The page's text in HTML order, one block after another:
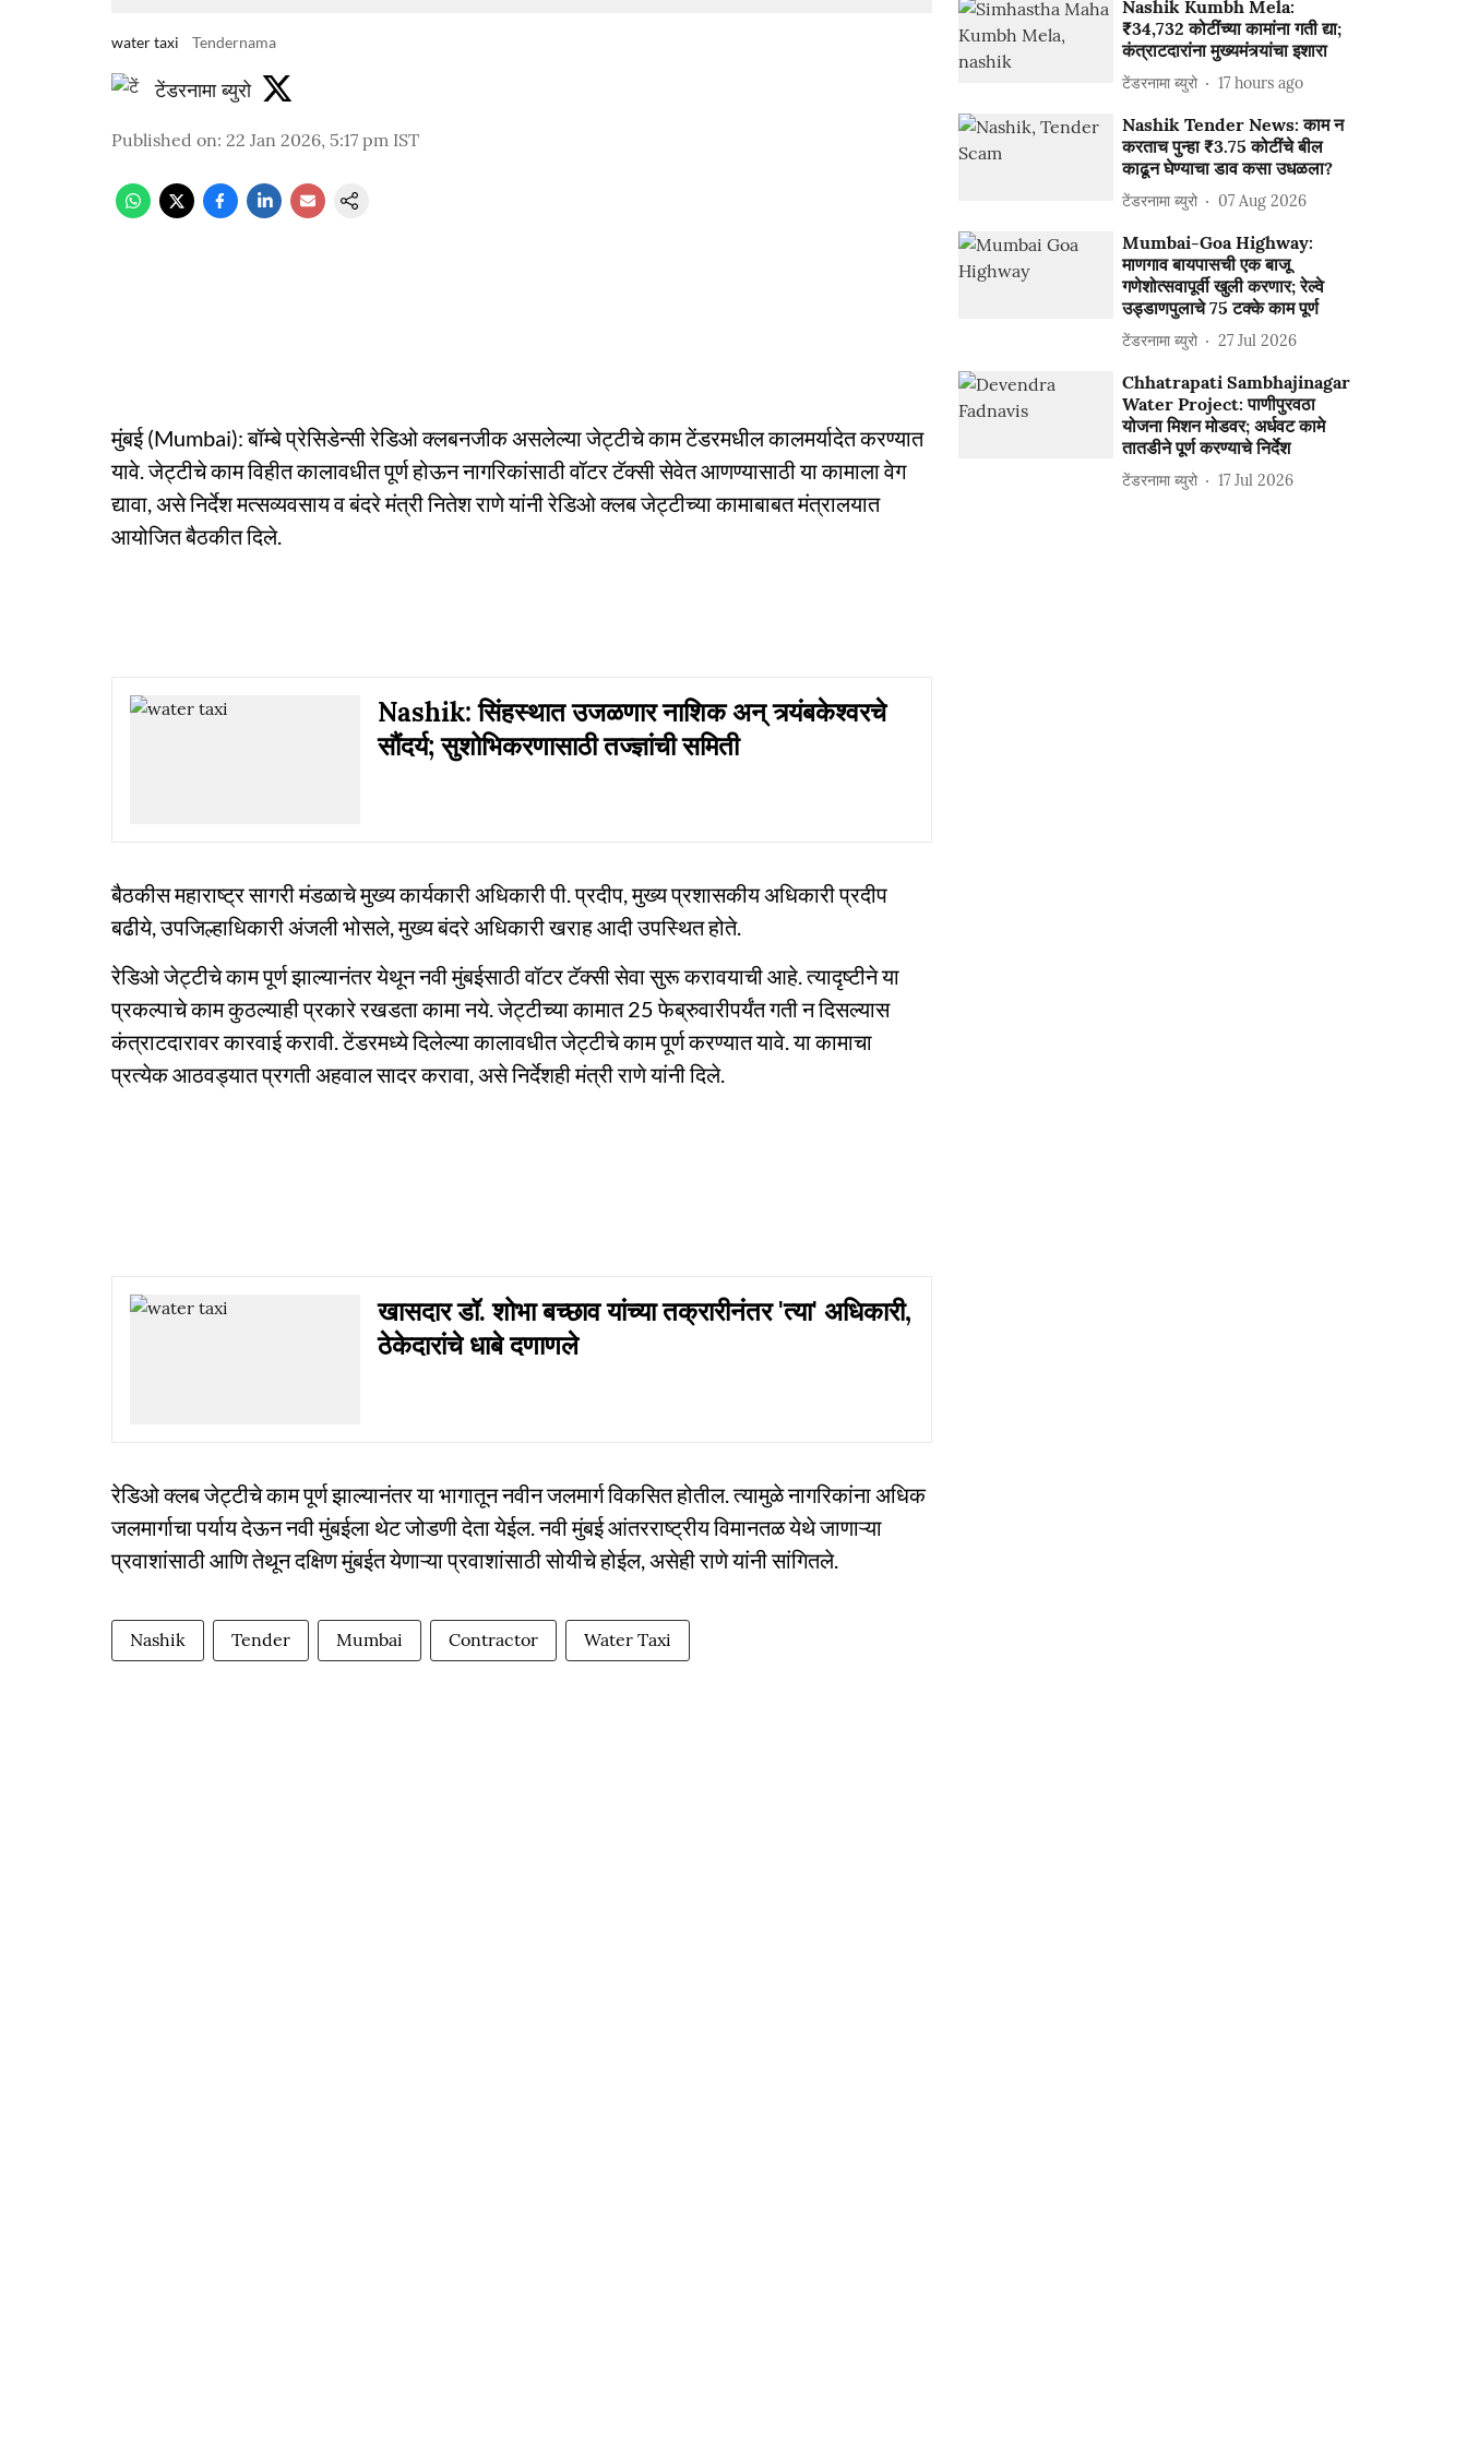
water taxi Tendernama
टेंडरनामा ब्युरो
Published on: 22 Jan 2026, 5:17 pm IST
मुंबई (Mumbai): बॉम्बे प्रेसिडेन्सी रेडिओ क्लबनजीक असलेल्या जेट्टीचे काम टेंडरमधील कालमर्यादेत करण्यात
यावे. जेट्टीचे काम विहीत कालावधीत पूर्ण होऊन नागरिकांसाठी वॉटर टॅक्सी सेवेत आणण्यासाठी या कामाला वेग
द्यावा, असे निर्देश मत्सव्यवसाय व बंदरे मंत्री नितेश राणे यांनी रेडिओ क्लब जेट्टीच्या कामाबाबत मंत्रालयात
आयोजित बैठकीत दिले.
Nashik: सिंहस्थात उजळणार नाशिक अन् त्र्यंबकेश्वरचे
सौंदर्य; सुशोभिकरणासाठी तज्ज्ञांची समिती
बैठकीस महाराष्ट्र सागरी मंडळाचे मुख्य कार्यकारी अधिकारी पी. प्रदीप, मुख्य प्रशासकीय अधिकारी प्रदीप
बढीये, उपजिल्हाधिकारी अंजली भोसले, मुख्य बंदरे अधिकारी खराह आदी उपस्थित होते.
रेडिओ जेट्टीचे काम पूर्ण झाल्यानंतर येथून नवी मुंबईसाठी वॉटर टॅक्सी सेवा सुरू करावयाची आहे. त्यादृष्टीने या
प्रकल्पाचे काम कुठल्याही प्रकारे रखडता कामा नये. जेट्टीच्या कामात 25 फेब्रुवारीपर्यंत गती न दिसल्यास
कंत्राटदारावर कारवाई करावी. टेंडरमध्ये दिलेल्या कालावधीत जेट्टीचे काम पूर्ण करण्यात यावे. या कामाचा
प्रत्येक आठवड्यात प्रगती अहवाल सादर करावा, असे निर्देशही मंत्री राणे यांनी दिले.
खासदार डॉ. शोभा बच्छाव यांच्या तक्रारीनंतर 'त्या' अधिकारी,
ठेकेदारांचे धाबे दणाणले
रेडिओ क्लब जेट्टीचे काम पूर्ण झाल्यानंतर या भागातून नवीन जलमार्ग विकसित होतील. त्यामुळे नागरिकांना अधिक
जलमार्गाचा पर्याय देऊन नवी मुंबईला थेट जोडणी देता येईल. नवी मुंबई आंतरराष्ट्रीय विमानतळ येथे जाणाऱ्या
प्रवाशांसाठी आणि तेथून दक्षिण मुंबईत येणाऱ्या प्रवाशांसाठी सोयीचे होईल, असेही राणे यांनी सांगितले.
Nashik Tender Mumbai Contractor Water Taxi
Nashik Kumbh Mela:
₹34,732 कोटींच्या कामांना गती द्या;
कंत्राटदारांना मुख्यमंत्र्यांचा इशारा
टेंडरनामा ब्युरो 17 hours ago
Nashik Tender News: काम न
करताच पुन्हा ₹3.75 कोटींचे बील
काढून घेण्याचा डाव कसा उधळला?
टेंडरनामा ब्युरो 07 Aug 2026
Mumbai-Goa Highway:
माणगाव बायपासची एक बाजू
गणेशोत्सवापूर्वी खुली करणार; रेल्वे
उड्डाणपुलाचे 75 टक्के काम पूर्ण
टेंडरनामा ब्युरो 27 Jul 2026
Chhatrapati Sambhajinagar
Water Project: पाणीपुरवठा
योजना मिशन मोडवर; अर्धवट कामे
तातडीने पूर्ण करण्याचे निर्देश
टेंडरनामा ब्युरो 17 Jul 2026